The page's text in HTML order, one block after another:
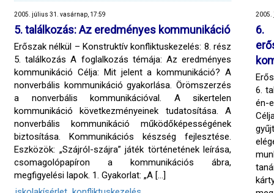
2005. július 31. vasárnap, 17:59
5. találkozás: Az eredményes kommunikáció
Erőszak nélkül – Konstruktív konfliktuskezelés: 8. rész
5. találkozás A foglalkozás témája: Az eredményes
kommunikáció Célja: Mit jelent a kommunikáció? A
nonverbális kommunikáció gyakorlása. Örömszerzés
a nonverbális kommunikációval. A sikertelen
kommunikáció következményeinek tudatosítása. A
nonverbális kommunikáció működőképességének
biztosítása. Kommunikációs készség fejlesztése.
Eszközök: „Szájról-szájra” játék történetének leírása,
csomagolópapíron a kommunikációs ábra,
megfigyelési lapok. 1. Gyakorlat: „A […]
2005.
6.
6.
én-